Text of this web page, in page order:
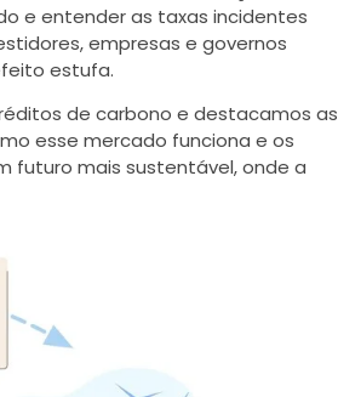
e entender as taxas incidentes
empresas e governos
estufa.
de carbono e destacamos as
esse mercado funciona e os
futuro mais sustentável, onde a